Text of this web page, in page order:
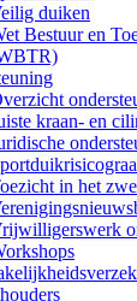
duiken
Bestuur en
kraan- en
in het